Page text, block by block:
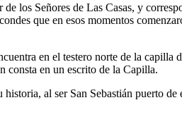
los Señores de Las Casas, y
que en esos momentos
en el testero norte de la capilla
consta en un escrito de la Capilla.
al ser San Sebastián puerto de